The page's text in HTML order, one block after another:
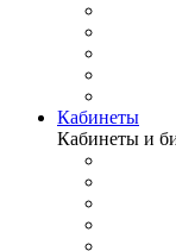
Кабинеты
Кабинеты и